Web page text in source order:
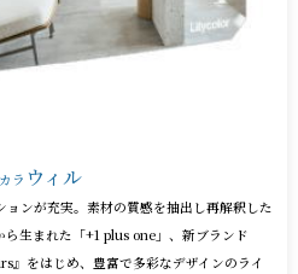
ラ ウィル
ンが充実。素材の質感を抽出し再解釈した
ら生まれた「+1 plus one」、新ブランド
をはじめ、豊富で多彩なデザインのライ